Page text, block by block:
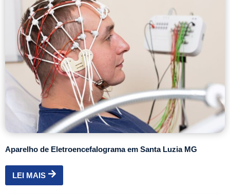
Aparelho de Eletroencefalograma em Santa Luzia MG
LEI MAIS